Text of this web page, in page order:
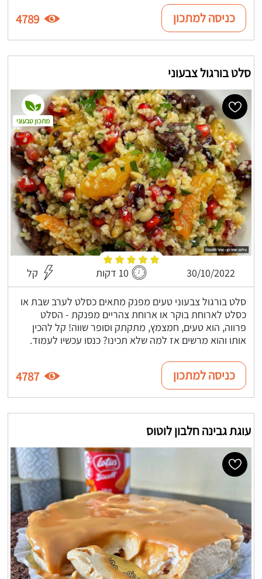
כניסה למתכון 4789
סלט בורגול צבעוני
30/10/2022 10 דקות קל
סלט בורגול צבעוני טעים מפנק מתאים כסלט לערב שבת או
כסלט לארוחת בוקר או ארוחת צהריים מפנקת - הסלט
פרווה, הוא טעים, חמצמץ, מתקתק וסופר שווה! קל להכין
אותו והוא מרשים אז למה שלא תכינו? כנסו עכשיו לעמוד.
מתכון טבעוני
כניסה למתכון 4787
עוגת גבינה חלבון לוטוס